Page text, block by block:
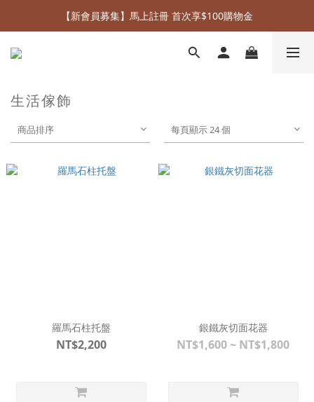
Welcome to FiFi Deco online store
【新會員募集】馬上註冊 首次享$100購物金
生活傢飾
商品排序 每頁顯示 24 個
羅馬石柱托盤
NT$2,200
銀鐵灰切面花器
NT$1,600 ~ NT$1,800